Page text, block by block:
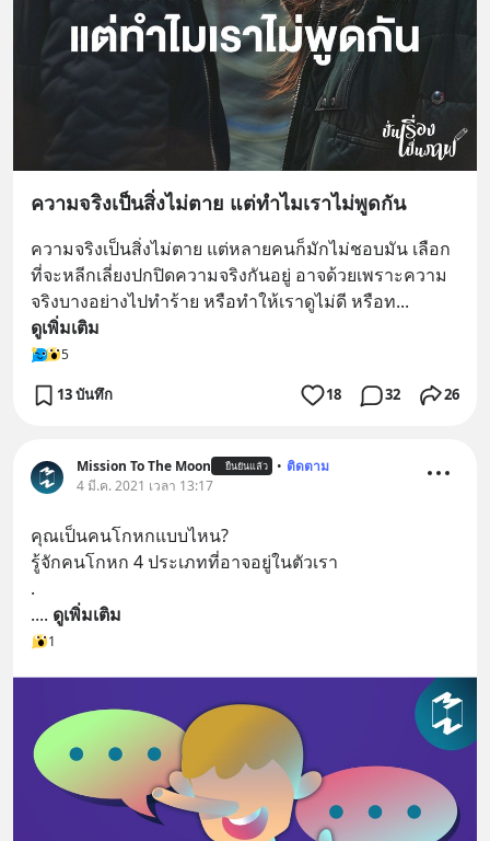
ความจริงเป็นสิ่งไม่ตาย แต่ทำไมเราไม่พูดกัน
ความจริงเป็นสิ่งไม่ตาย แต่หลายคนก็มักไม่ชอบมัน เลือก
ที่จะหลีกเลี่ยงปกปิดความจริงกันอยู่ อาจด้วยเพราะความ
จริงบางอย่างไปทำร้าย หรือทำให้เราดูไม่ดี หรือท...
ดูเพิ่มเติม
5
13 บันทึก 18 32 26
Mission To The Moon ยืนยันแล้ว • ติดตาม
4 มี.ค. 2021 เวลา 13:17
คุณเป็นคนโกหกแบบไหน?
รู้จักคนโกหก 4 ประเภทที่อาจอยู่ในตัวเรา
.
.... ดูเพิ่มเติม
1